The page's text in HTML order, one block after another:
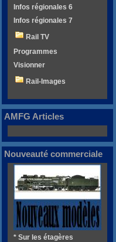
Infos régionales 6
Infos régionales 7
Rail TV
Programmes
Visionner
Rail-Images
AMFG Articles
Nouveauté commerciale
* Sur les étagères